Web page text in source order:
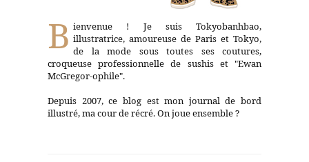
B ienvenue ! Je suis Tokyobanhbao,
illustratrice, amoureuse de Paris et Tokyo,
de la mode sous toutes ses coutures,
croqueuse professionnelle de sushis et "Ewan
McGregor-ophile".
Depuis 2007, ce blog est mon journal de bord
illustré, ma cour de récré. On joue ensemble ?